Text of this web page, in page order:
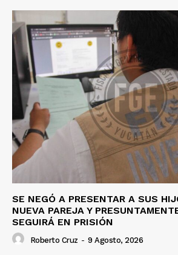
SE NEGÓ A PRESENTAR A SUS
NUEVA PAREJA Y
SEGUIRÁ EN PRISIÓN
Roberto Cruz - 9 Agosto, 2026